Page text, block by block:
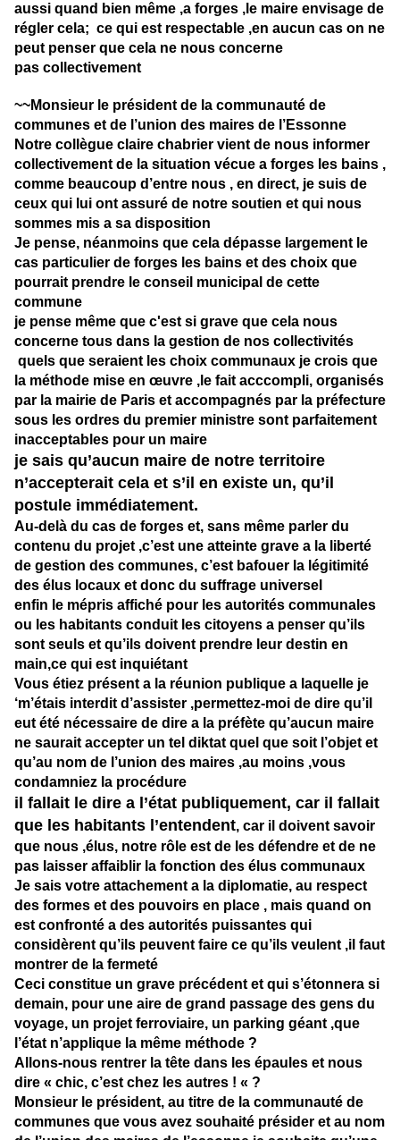
aussi quand bien même ,a forges ,le maire envisage de
régler cela; ce qui est respectable ,en aucun cas on ne
peut penser que cela ne nous concerne
pas collectivement
~~Monsieur le président de la communauté de
communes et de l’union des maires de l’Essonne
Notre collègue claire chabrier vient de nous informer
collectivement de la situation vécue a forges les bains ,
comme beaucoup d’entre nous , en direct, je suis de
ceux qui lui ont assuré de notre soutien et qui nous
sommes mis a sa disposition
Je pense, néanmoins que cela dépasse largement le
cas particulier de forges les bains et des choix que
pourrait prendre le conseil municipal de cette
commune
je pense même que c'est si grave que cela nous
concerne tous dans la gestion de nos collectivités
quels que seraient les choix communaux je crois que
la méthode mise en œuvre ,le fait acccompli, organisés
par la mairie de Paris et accompagnés par la préfecture
sous les ordres du premier ministre sont parfaitement
inacceptables pour un maire
je sais qu’aucun maire de notre territoire
n’accepterait cela et s’il en existe un, qu’il
postule immédiatement.
Au-delà du cas de forges et, sans même parler du
contenu du projet ,c’est une atteinte grave a la liberté
de gestion des communes, c’est bafouer la légitimité
des élus locaux et donc du suffrage universel
enfin le mépris affiché pour les autorités communales
ou les habitants conduit les citoyens a penser qu’ils
sont seuls et qu’ils doivent prendre leur destin en
main,ce qui est inquiétant
Vous étiez présent a la réunion publique a laquelle je
‘m’étais interdit d’assister ,permettez-moi de dire qu’il
eut été nécessaire de dire a la préfète qu’aucun maire
ne saurait accepter un tel diktat quel que soit l’objet et
qu’au nom de l’union des maires ,au moins ,vous
condamniez la procédure
il fallait le dire a l’état publiquement, car il fallait
que les habitants l’entendent, car il doivent savoir
que nous ,élus, notre rôle est de les défendre et de ne
pas laisser affaiblir la fonction des élus communaux
Je sais votre attachement a la diplomatie, au respect
des formes et des pouvoirs en place , mais quand on
est confronté a des autorités puissantes qui
considèrent qu’ils peuvent faire ce qu’ils veulent ,il faut
montrer de la fermeté
Ceci constitue un grave précédent et qui s’étonnera si
demain, pour une aire de grand passage des gens du
voyage, un projet ferroviaire, un parking géant ,que
l’état n’applique la même méthode ?
Allons-nous rentrer la tête dans les épaules et nous
dire « chic, c’est chez les autres ! « ?
Monsieur le président, au titre de la communauté de
communes que vous avez souhaité présider et au nom